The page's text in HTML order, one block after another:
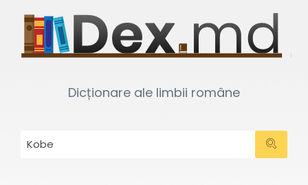
Dicționare ale limbii române